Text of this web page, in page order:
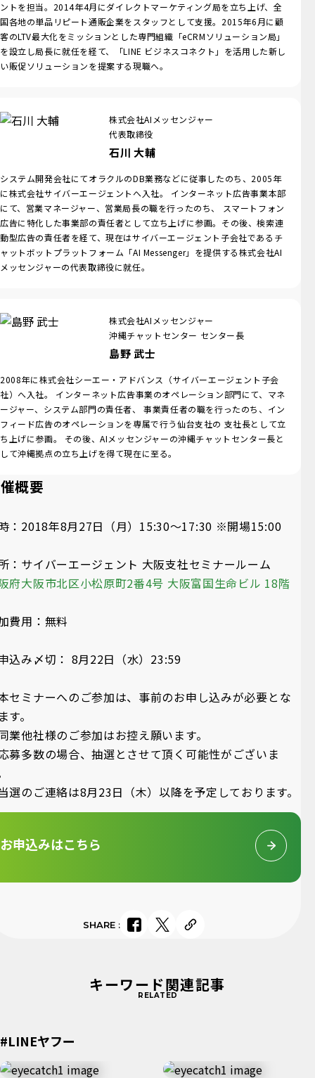
ントを担当。2014年4月にダイレクトマーケティング局を立ち上げ、全
国各地の単品リピート通販企業をスタッフとして支援。2015年6月に顧
客のLTV最大化をミッションとした専門組織「eCRMソリューション局」
を設立し局長に就任を経て、「LINE ビジネスコネクト」を活用した新し
い販促ソリューションを提案する現職へ。
株式会社AIメッセンジャー
代表取締役
石川 大輔
システム開発会社にてオラクルのDB業務などに従事したのち、2005年
に株式会社サイバーエージェントへ入社。 インターネット広告事業本部
にて、営業マネージャー、営業局長の職を行ったのち、 スマートフォン
広告に特化した事業部の責任者として立ち上げに参画。その後、検索連
動型広告の責任者を経て、現在はサイバーエージェント子会社であるチ
ャットボットプラットフォーム「AI Messenger」を提供する株式会社AI
メッセンジャーの代表取締役に就任。
株式会社AIメッセンジャー
沖縄チャットセンター センター長
島野 武士
2008年に株式会社シーエー・アドバンス（サイバーエージェント子会
社）へ入社。 インターネット広告事業のオペレーション部門にて、マネ
ージャー、システム部門の責任者、 事業責任者の職を行ったのち、イン
フィード広告のオペレーションを専属で行う仙台支社の 支社長として立
ち上げに参画。 その後、AIメッセンジャーの沖縄チャットセンター長と
して沖縄拠点の立ち上げを得て現在に至る。
概要
：2018年8月27日（月）15:30～17:30 ※開場15:00
：サイバーエージェント 大阪支社セミナールーム
府大阪市北区小松原町2番4号 大阪富国生命ビル 18階
費用：無料
込み〆切： 8月22日（水）23:59
セミナーへのご参加は、事前のお申し込みが必要とな
す。
業他社様のご参加はお控え願います。
募多数の場合、抽選とさせて頂く可能性がございま
選のご連絡は8月23日（木）以降を予定しております。
お申込みはこちら
SHARE:
キーワード関連記事
RELATED
#LINEヤフー